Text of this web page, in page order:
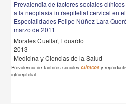
Prevalencia de factores sociales
a la neoplasia intraepitelial cervical en
Especialidades Felipe Núñez Lara
marzo de 2011
Morales Cuellar, Eduardo
2013
Medicina y Ciencias de la Salud
Prevalencia de factores socialesclínicosy
intraepitelial